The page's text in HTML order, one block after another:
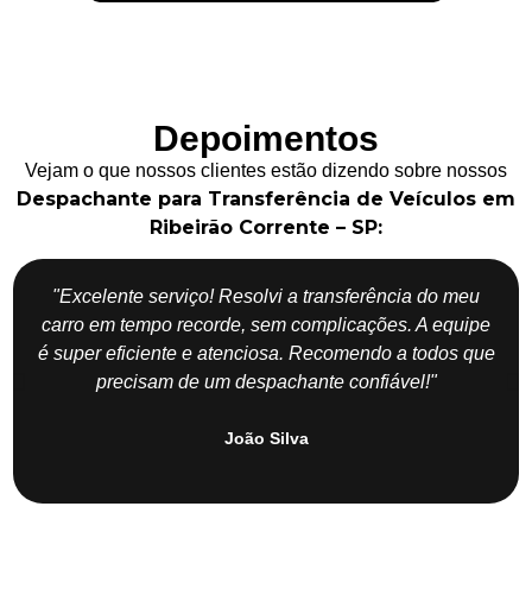
Depoimentos
Vejam o que nossos clientes estão dizendo sobre nossos
Despachante para Transferência de Veículos em
Ribeirão Corrente – SP:
"Excelente serviço! Resolvi a transferência do meu
carro em tempo recorde, sem complicações. A equipe
é super eficiente e atenciosa. Recomendo a todos que
precisam de um despachante confiável!"
João Silva